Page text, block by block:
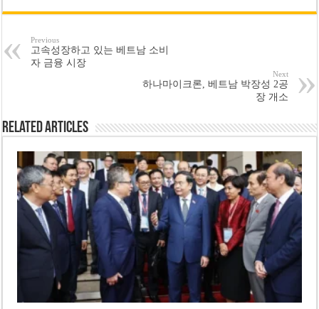
Previous
고속성장하고 있는 베트남 소비
자 금융 시장
Next
하나마이크론, 베트남 박장성 2공
장 개소
Related Articles